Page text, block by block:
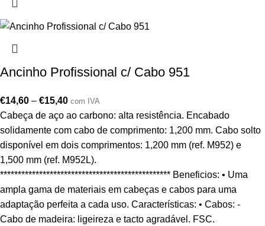
Ancinho Profissional c/ Cabo 951
€14,60 – €15,40 com IVA
Cabeça de aço ao carbono: alta resistência. Encabado
solidamente com cabo de comprimento: 1,200 mm. Cabo solto
disponível em dois comprimentos: 1,200 mm (ref. M952) e
1,500 mm (ref. M952L).
************************************************ Beneficios: • Uma
ampla gama de materiais em cabeças e cabos para uma
adaptação perfeita a cada uso. Características: • Cabos: -
Cabo de madeira: ligeireza e tacto agradável. FSC.